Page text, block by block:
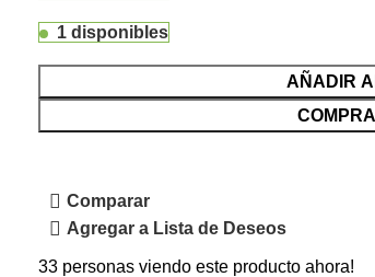
1 disponibles
AÑADIR
Comparar
Agregar a Lista de Deseos
33 personas viendo este producto ahora!